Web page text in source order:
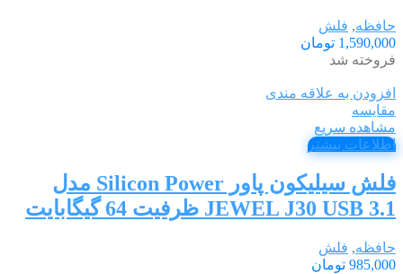
حافظه, فلش
1,590,000 تومان
فروخته شد
افزودن به علاقه مندی
مقایسه
مشاهده سریع
اطلاعات بیشتر
فلش سیلیکون پاور Silicon Power مدل
JEWEL J30 USB 3.1 ظرفیت 64 گیگابایت
حافظه, فلش
985,000 تومان